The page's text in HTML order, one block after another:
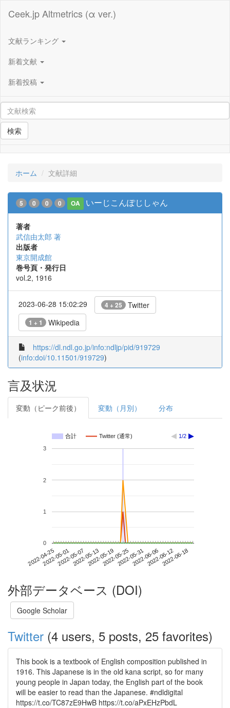
Ceek.jp Altmetrics (α ver.)
文献ランキング
新着文献
新着投稿
検索
ホーム 文献詳細
5 0 0 0 OA いーじこんぽじしゃん
著者
武信由太郎 著
出版者
東京開成館
巻号頁・発行日
vol.2, 1916
2023-06-28 15:02:29 4 + 25 Twitter
1 + 1 Wikipedia
https://dl.ndl.go.jp/info:ndljp/pid/919729
(info:doi/10.11501/919729)
言及状況
変動（ピーク前後） 変動（月別） 分布
合計 Twitter (通常) 1/2
2022-04-252022-05-012022-05-072022-05-132022-05-192022-05-252022-05-312022-06-062022-06-122022-06-18
0
1
2
3
外部データベース (DOI)
Google Scholar
Twitter (4 users, 5 posts, 25 favorites)
This book is a textbook of English composition published in
1916. This Japanese is in the old kana script, so for many
young people in Japan today, the English part of the book
will be easier to read than the Japanese. #ndldigital
https://t.co/TC87zE9HwB https://t.co/aPxEHzPbdL